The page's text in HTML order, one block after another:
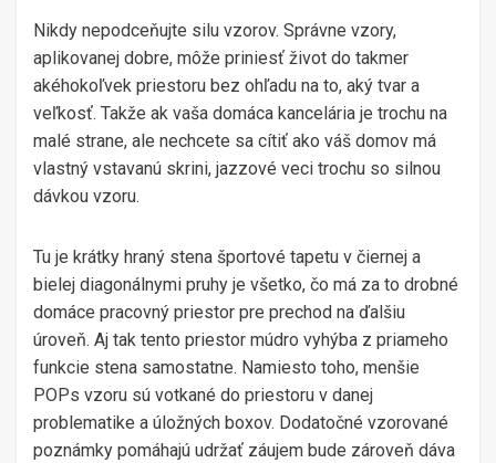
Nikdy nepodceňujte silu vzorov. Správne vzory,
aplikovanej dobre, môže priniesť život do takmer
akéhokoľvek priestoru bez ohľadu na to, aký tvar a
veľkosť. Takže ak vaša domáca kancelária je trochu na
malé strane, ale nechcete sa cítiť ako váš domov má
vlastný vstavanú skrini, jazzové veci trochu so silnou
dávkou vzoru.
Tu je krátky hraný stena športové tapetu v čiernej a
bielej diagonálnymi pruhy je všetko, čo má za to drobné
domáce pracovný priestor pre prechod na ďalšiu
úroveň. Aj tak tento priestor múdro vyhýba z priameho
funkcie stena samostatne. Namiesto toho, menšie
POPs vzoru sú votkané do priestoru v danej
problematike a úložných boxov. Dodatočné vzorované
poznámky pomáhajú udržať záujem bude zároveň dáva